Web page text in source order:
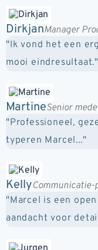
DirkjanManager
"Ik vond het een
mooi eindresultaat."
MartineSenior
"Professioneel,
typeren Marcel..."
KellyCommunicatie-
"Marcel is een
aandacht voor